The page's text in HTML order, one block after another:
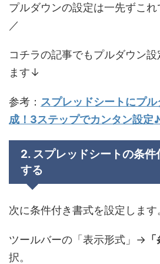
プルダウンの設定は一先ずこ
／
コチラの記事でもプルダウン
ます↓
参考： スプレッドシートにプ
成！3ステップでカンタン設定♪
2. スプレッドシートの条件
する
次に条件付き書式を設定します
ツールバーの「表示形式」→
択。